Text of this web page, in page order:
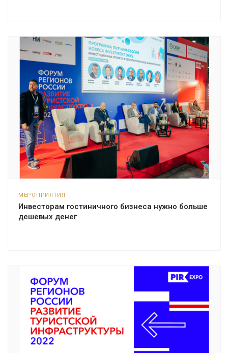
МЕРОПРИЯТИЯ
Инвесторам гостиничного бизнеса нужно больше
дешевых денег